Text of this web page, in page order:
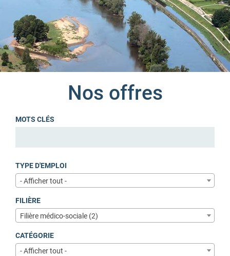
Nos offres
MOTS CLÉS
TYPE D'EMPLOI
- Afficher tout -
FILIÈRE
Filière médico-sociale (2)
CATÉGORIE
- Afficher tout -